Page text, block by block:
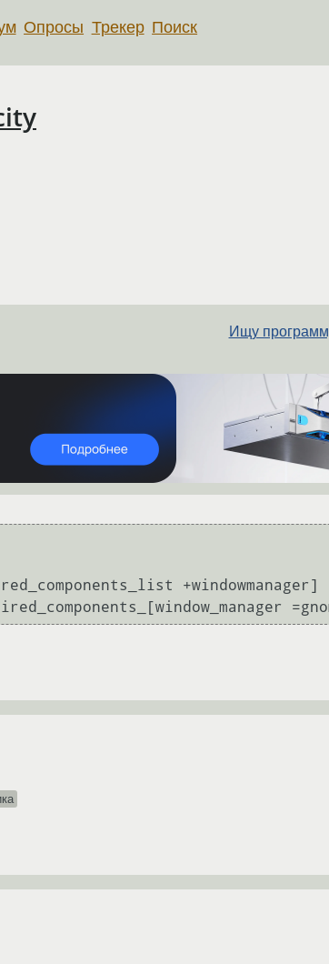
Опросы Трекер Поиск
Ищу
\_required_components_[window_manager